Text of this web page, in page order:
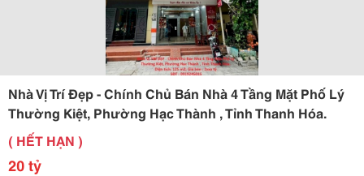
Nhà Vị Trí Đẹp - Chính Chủ Bán Nhà 4 Tầng Mặt Phố Lý
Thường Kiệt, Phường Hạc Thành , Tỉnh Thanh Hóa.
( HẾT HẠN )
20 tỷ